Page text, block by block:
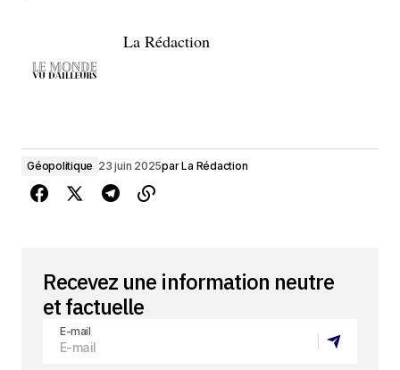
La Rédaction
Géopolitique 23 juin 2025parLa Rédaction
Recevez une information neutre
et factuelle
E-mail